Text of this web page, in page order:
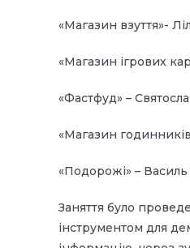
«Магазин взуття»-
«Магазин ігрових
«Фастфуд» –
«Магазин
«Подорожі» –
Заняття було
інструментом для